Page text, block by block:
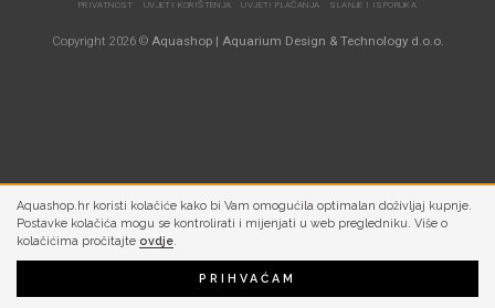
Aquashop.hr koristi kolačiće kako bi Vam omogućila optimalan doživljaj kupnje.
Postavke kolačića mogu se kontrolirati i mijenjati u web pregledniku. Više o
kolačićima pročitajte ovdje
PRIHVAĆAM
PRIVATNOST UVJETI KORIŠTENJA UVJETI PLAĆANJA SLANJE I ISPORUKA
Copyright 2026 © Aquashop | Aquarium Design & Technology d.o.o.